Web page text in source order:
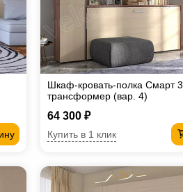
Шкаф-кровать-полка Смарт 3
трансформер (вар. 4)
64 300 ₽
Купить в 1 клик